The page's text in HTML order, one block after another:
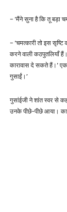
– ‘मैंने सुना है कि तू बड़ा
– ‘चमत्कारी तो इस
करने वाली कठपुतलियाँ
कारावास दे सकते हैं।’
गुसाईं।’
गुसांईजी ने शांत स्वर से
उनके पीछे-पीछे आया।